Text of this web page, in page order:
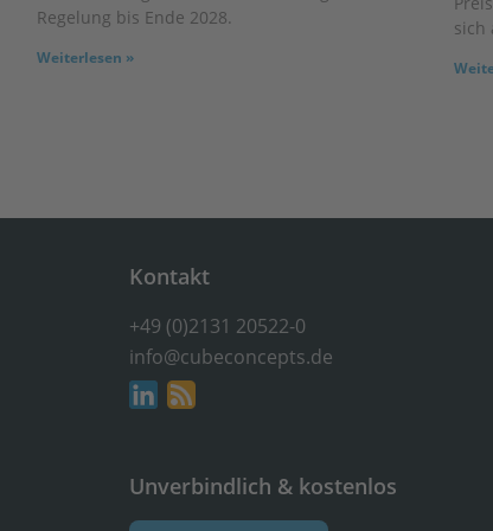
Regelung bis Ende 2028.
Weiterlesen »
sich
Kontakt
+49 (0)2131 20522-0
info@cubeconcepts.de
Unverbindlich & kostenlos